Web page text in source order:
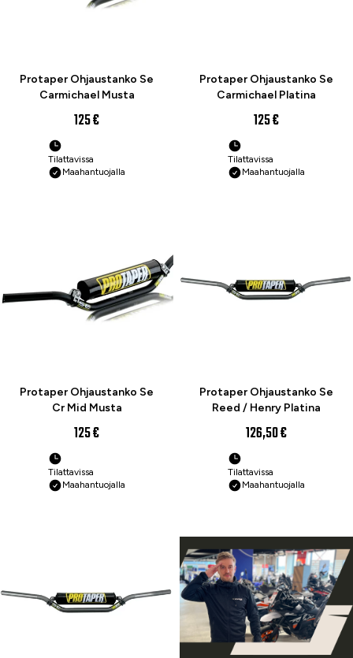
Protaper Ohjaustanko Se
Carmichael Musta
125 €
Tilattavissa
Maahantuojalla
Protaper Ohjaustanko Se
Carmichael Platina
125 €
Tilattavissa
Maahantuojalla
Protaper Ohjaustanko Se
Cr Mid Musta
125 €
Tilattavissa
Maahantuojalla
Protaper Ohjaustanko Se
Reed / Henry Platina
126,50 €
Tilattavissa
Maahantuojalla